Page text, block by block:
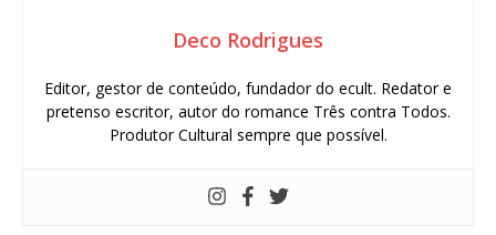
Deco Rodrigues
Editor, gestor de conteúdo, fundador do ecult. Redator e
pretenso escritor, autor do romance Três contra Todos.
Produtor Cultural sempre que possível.